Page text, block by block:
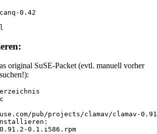
0.42
original SuSE-Packet (evtl. manuell vorher
pub/projects/clamav/clamav-
0.1.i586.rpm